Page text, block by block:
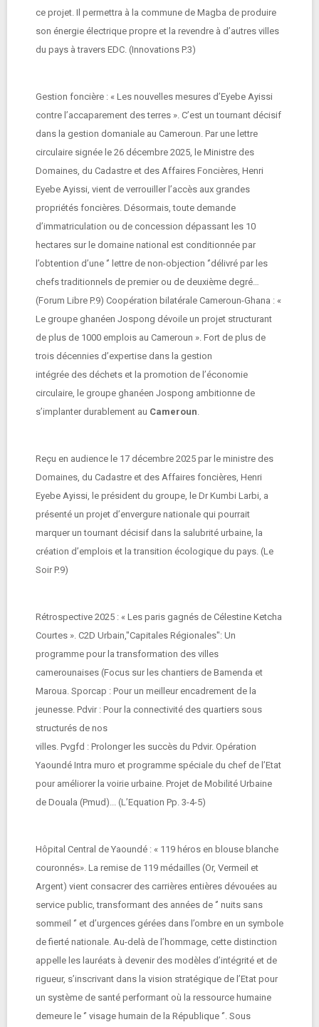
ce projet. Il permettra à la commune de Magba de produire
son énergie électrique propre et la revendre à d’autres villes
du pays à travers EDC. (Innovations P.3)
Gestion foncière : « Les nouvelles mesures d’Eyebe Ayissi
contre l’accaparement des terres ». C’est un tournant décisif
dans la gestion domaniale au Cameroun. Par une lettre
circulaire signée le 26 décembre 2025, le Ministre des
Domaines, du Cadastre et des Affaires Foncières, Henri
Eyebe Ayissi, vient de verrouiller l’accès aux grandes
propriétés foncières. Désormais, toute demande
d’immatriculation ou de concession dépassant les 10
hectares sur le domaine national est conditionnée par
l’obtention d’une ‘’ lettre de non-objection ‘’délivré par les
chefs traditionnels de premier ou de deuxième degré…
(Forum Libre P.9) Coopération bilatérale Cameroun-Ghana : «
Le groupe ghanéen Jospong dévoile un projet structurant
de plus de 1000 emplois au Cameroun ». Fort de plus de
trois décennies d’expertise dans la gestion
intégrée des déchets et la promotion de l’économie
circulaire, le groupe ghanéen Jospong ambitionne de
s’implanter durablement au Cameroun.
Reçu en audience le 17 décembre 2025 par le ministre des
Domaines, du Cadastre et des Affaires foncières, Henri
Eyebe Ayissi, le président du groupe, le Dr Kumbi Larbi, a
présenté un projet d’envergure nationale qui pourrait
marquer un tournant décisif dans la salubrité urbaine, la
création d’emplois et la transition écologique du pays. (Le
Soir P.9)
Rétrospective 2025 : « Les paris gagnés de Célestine Ketcha
Courtes ». C2D Urbain,"Capitales Régionales": Un
programme pour la transformation des villes
camerounaises (Focus sur les chantiers de Bamenda et
Maroua. Sporcap : Pour un meilleur encadrement de la
jeunesse. Pdvir : Pour la connectivité des quartiers sous
structurés de nos
villes. Pvgfd : Prolonger les succès du Pdvir. Opération
Yaoundé Intra muro et programme spéciale du chef de l’Etat
pour améliorer la voirie urbaine. Projet de Mobilité Urbaine
de Douala (Pmud)... (L’Equation Pp. 3-4-5)
Hôpital Central de Yaoundé : « 119 héros en blouse blanche
couronnés». La remise de 119 médailles (Or, Vermeil et
Argent) vient consacrer des carrières entières dévouées au
service public, transformant des années de ‘’ nuits sans
sommeil ‘’ et d’urgences gérées dans l’ombre en un symbole
de fierté nationale. Au-delà de l’hommage, cette distinction
appelle les lauréats à devenir des modèles d’intégrité et de
rigueur, s’inscrivant dans la vision stratégique de l’Etat pour
un système de santé performant où la ressource humaine
demeure le ‘’ visage humain de la République ‘’. Sous